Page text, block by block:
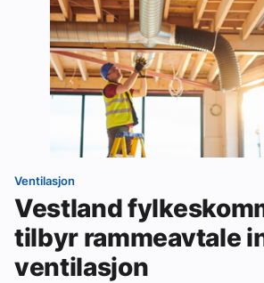
Ventilasjon
Vestland
tilbyr rammeavtale
ventilasjon